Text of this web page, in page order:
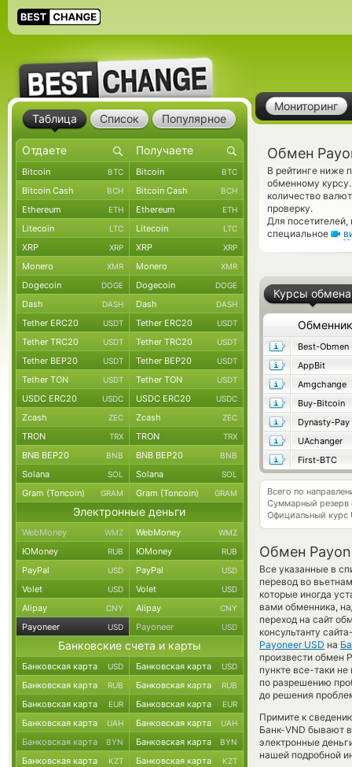
Мониторинг
Обмен
В рейтинге ниже
обменному
количество
проверку.
Для
специальное
Курсы обмена
Обменник
Best-Obmen
AppBit
Amgchange
Buy-Bitcoin
Dynasty-Pay
UAchanger
First-BTC
Всего по
Суммарный резерв
Официальный курс
Обмен
Все указанные в
перевод во
которые иногда
вами обменника,
переход на сайт
консультанту
Payoneer USD на
произвести обмен
пункте все-таки
по разрешению
до решения
Примите к
Банк-VND бывают
электронные
нашей подробной
Таблица Список Популярное
Bitcoin BTC Bitcoin BTC
Bitcoin Cash BCH Bitcoin Cash BCH
Ethereum ETH Ethereum ETH
Litecoin LTC Litecoin LTC
XRP XRP XRP XRP
Monero XMR Monero XMR
Dogecoin DOGE Dogecoin DOGE
Dash DASH Dash DASH
Tether ERC20 USDT Tether ERC20 USDT
Tether TRC20 USDT Tether TRC20 USDT
Tether BEP20 USDT Tether BEP20 USDT
Tether TON USDT Tether TON USDT
USDC ERC20 USDC USDC ERC20 USDC
Zcash ZEC Zcash ZEC
TRON TRX TRON TRX
BNB BEP20 BNB BNB BEP20 BNB
Solana SOL Solana SOL
Gram (Toncoin) GRAM Gram (Toncoin) GRAM
Электронные деньги
WebMoney WMZ WebMoney WMZ
ЮMoney RUB ЮMoney RUB
PayPal USD PayPal USD
Volet USD Volet USD
Alipay CNY Alipay CNY
Payoneer USD Payoneer USD
Банковские счета и карты
Банковская карта USD Банковская карта USD
Банковская карта RUB Банковская карта RUB
Банковская карта EUR Банковская карта EUR
Банковская карта UAH Банковская карта UAH
Банковская карта BYN Банковская карта BYN
Банковская карта KZT Банковская карта KZT